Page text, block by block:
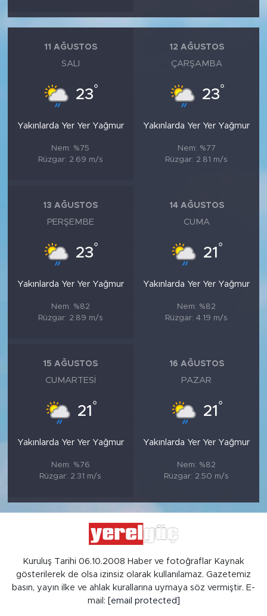
11 AĞUSTOS
SALI
23°
Yakınlarda Yer Yer Yağmur
Nem: %75
Rüzgar: 2.69 m/s
12 AĞUSTOS
ÇARŞAMBA
23°
Yakınlarda Yer Yer Yağmur
Nem: %77
Rüzgar: 2.81 m/s
13 AĞUSTOS
PERŞEMBE
23°
Yakınlarda Yer Yer Yağmur
Nem: %82
Rüzgar: 2.89 m/s
14 AĞUSTOS
CUMA
21 °
Yakınlarda Yer Yer Yağmur
Nem: %82
Rüzgar: 4.19 m/s
15 AĞUSTOS
CUMARTESI
21 °
Yakınlarda Yer Yer Yağmur
Nem: %76
Rüzgar: 2.31 m/s
16 AĞUSTOS
PAZAR
21 °
Yakınlarda Yer Yer Yağmur
Nem: %82
Rüzgar: 2.50 m/s
Kuruluş Tarihi 06.10.2008 Haber ve fotoğraflar Kaynak
gösterilerek de olsa izinsiz olarak kullanılamaz. Gazetemiz
basın, yayın ilke ve ahlak kurallarına uymaya söz vermiştir. E-
mail: [email protected]